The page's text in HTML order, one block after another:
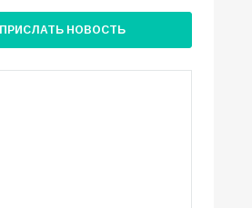
ПРИСЛАТЬ НОВОСТЬ